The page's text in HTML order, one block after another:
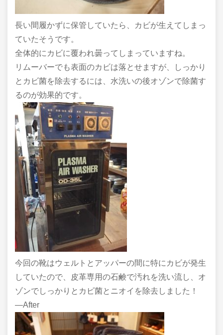
長い間履かずに保管していたら、カビが生えてしまっ
ていたそうです。
全体的にカビに覆われ曇ってしまっていますね。
リムーバーでも表面のカビは落とせますが、しっかり
とカビ菌を除去するには、水洗いの後オゾンで除菌す
るのが効果的です。
今回の靴はウェルトとアッパーの間に特にカビが発生
していたので、皮革専用の石鹸で汚れを洗い流し、オ
ゾンでしっかりとカビ菌とニオイを除去しました！
―After